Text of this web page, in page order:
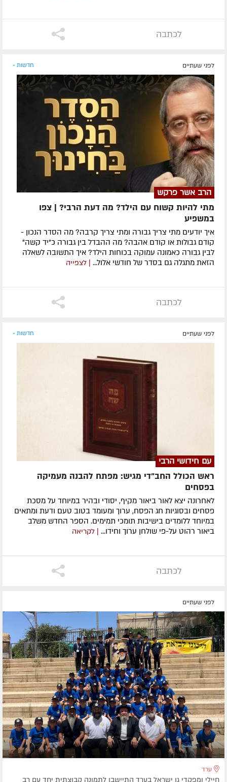
לכתבה
לפני שעתיים חדשות »
הרב אשר פרקש
מתי להיות קשוח עם הילד? מה דעת הרבי? | צפו
במשפיע
איך יודעים מתי צריך גבורה ומתי צריך קרבה? מה הסדר הנכון -
קודם גבולות או קודם אהבה? מה ההבדל בין גבורה כ"יד קשה"
לבין גבורה כאמונה עמוקה בכוחות הילד? איך התשובה לשאלה
הזאת מתגלה גם בסדר של חודשי אלול...
| לצפייה
לכתבה
לפני שעתיים חדשות »
עם חידושי הרבי
ראש הכולל החב"די מגיש: מפתח להבנה מעמיקה
בפסחים
לאחרונה ​יצא לאור ביאור מקיף, יסודי ובהיר במיוחד על מסכת
פסחים ובסוגיות חג הפסח, ערוך ומעומד בטוב טעם ודעת ומתאים
במיוחד ללומדים בישיבות תומכי תמימים. ​הספר החדש משלב
ביאור רהוט על-פי שולחן ערוך וחידו... | לקריאה
לכתבה
לפני שעתיים
ערד
חיילי ומפקדי גן ישראל בערד התיישבו לתמונה קבוצתית יחד עם רב